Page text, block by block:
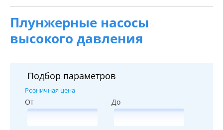
Плунжерные насосы
высокого давления
Подбор параметров
Розничная цена
От До